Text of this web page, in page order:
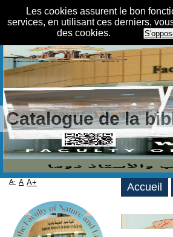
Les cookies assurent le bon
services, en utilisant ces derniers,
des cookies.
Catalogue de la
Accueil
A- A A+